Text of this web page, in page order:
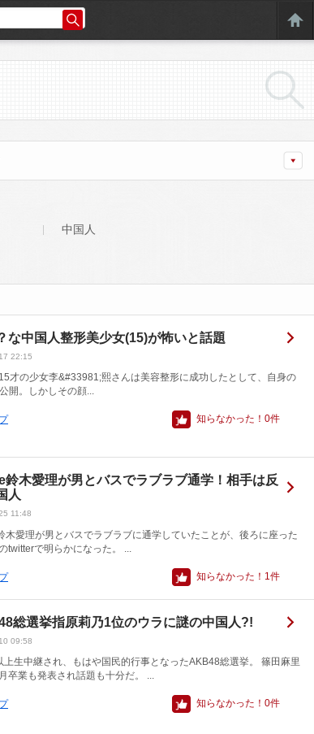
中国人
な中国人整形美少女(15)が怖いと話題
22:15
才の少女李&#33981;熙さんは美容整形に成功したとして、自身の
開。しかしその顔...
知らなかった！ 0件
木愛理が男とバスでラブラブ通学！相手は反
人
11:48
愛理が男とバスでラブラブに通学していたことが、後ろに座った
twitterで明らかになった。 ...
知らなかった！ 1件
総選挙指原莉乃1位のウラに謎の中国人?!
09:58
上生中継され、もはや国民的行事となったAKB48総選挙。 篠田麻里
卒業も発表され話題も十分だ。 ...
知らなかった！ 0件